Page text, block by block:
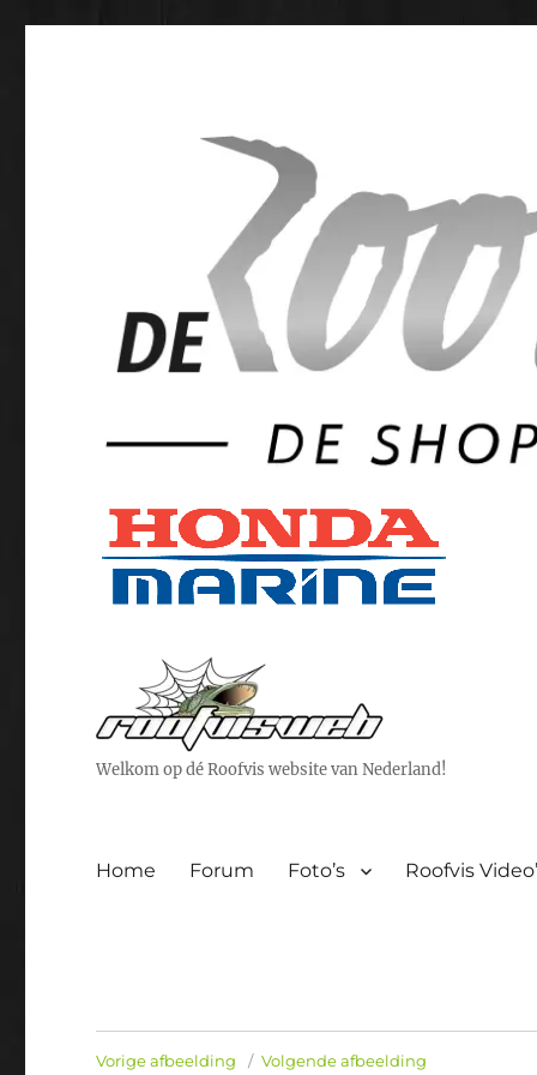
Welkom op dé Roofvis website van Nederland!
Home Forum Foto’s Roofvis
Vorige afbeelding Volgende afbeelding